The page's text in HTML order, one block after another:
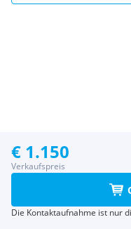
€ 1.150
Verkaufspreis
Die Kontaktaufnahme ist nur